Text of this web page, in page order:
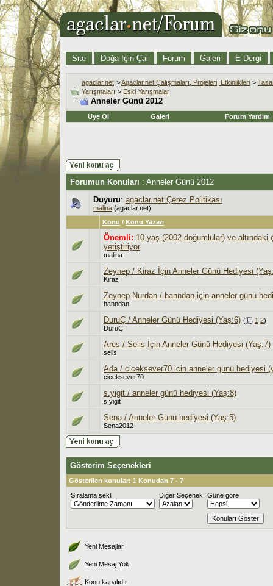
Site Doğa İçin Çal Forum Galeri E-Dergi
agaclar.net >Agaclar.net Çalışmaları, Projeleri, Etkinlikleri >
Yarışmaları > Eski Yarışmalar
Anneler Günü 2012
Üye Ol Galeri Forum Yardım
Forumun Konuları : Anneler Günü 2012
Duyuru: agaclar.net Çerez Politikası
malina (agaclar.net)
Konu / Konu Yazarı
Önemli: 10 yaş (2002 doğumlular) ve altındaki
yetiştiriyor
malina
Zeynep / Kiraz İçin Anneler Günü Hediyesi
Kiraz
Zeynep Nurdan / hanndan için anneler günü
hanndan
DuruÇ / Anneler Günü Hediyesi (Yaş:6) ( 1 2)
DuruÇ
Ares / Selis İçin Anneler Günü Hediyesi (Yaş:7)
selis
Ada / ciceksever70 icin anneler günü hediyesi
ciceksever70
s.yigit / anneler günü hediyesi (Yaş:8)
s.yigit
Sena / Anneler Günü hediyesi (Yaş:5)
Sena2012
Gösterim Seçenekleri
Gösterilen konular: 1 Konudan 7 - 7
Sıralama şekli
Diğer Seçenek Güne göre
Yeni Mesajlar
Yeni Mesaj Yok
Konu kapalıdır